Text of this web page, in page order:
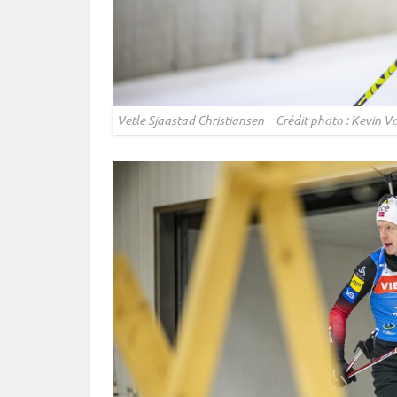
Vetle Sjaastad Christiansen – Crédit photo : Kevin